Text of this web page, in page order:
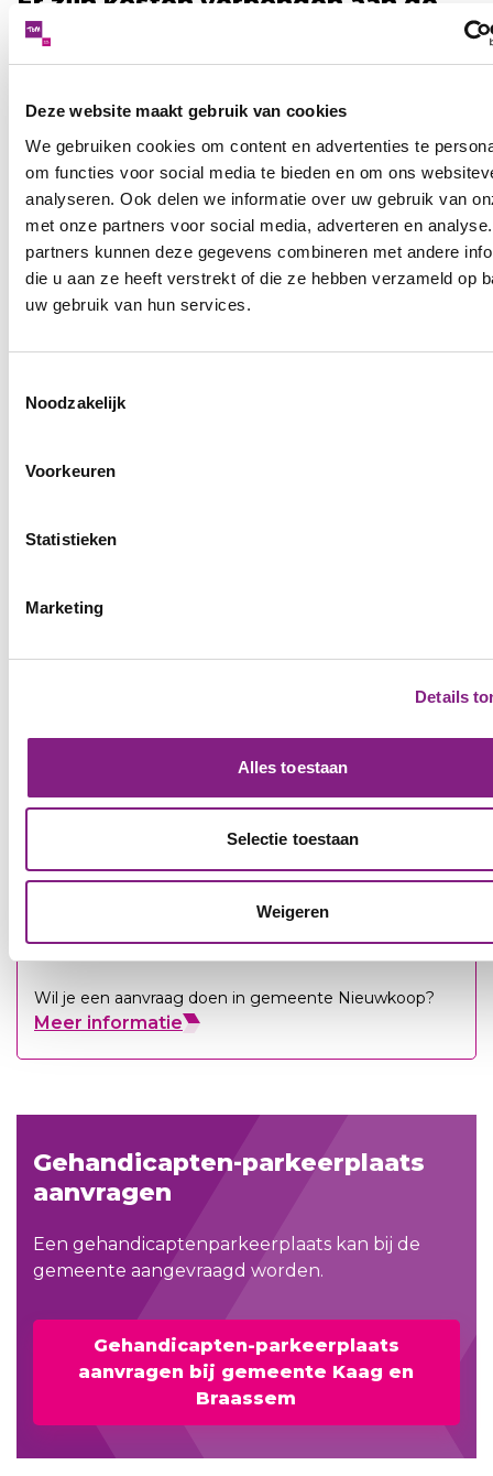
Deze website maakt gebruik van cookies
We gebruiken cookies om content en advertenties te
om functies voor social media te bieden en om ons
analyseren. Ook delen we informatie over uw gebruik van
met onze partners voor social media, adverteren en
partners kunnen deze gegevens combineren met andere
die u aan ze heeft verstrekt of die ze hebben verzameld op
uw gebruik van hun services.
Noodzakelijk
Voorkeuren
Statistieken
Marketing
Details
Alles toestaan
Selectie toestaan
Weigeren
aanvraag
een afwijzing krijg je dit geld niet terug.
Ophalen van de
gehandicaptenparkeerkaart
Krijg je een gehandicaptenparkeerkaart
toegewezen? Dan krijg je bericht dat je deze kunt
Meer informatie
gemeente Nieuwkoop
Wil je een aanvraag doen in gemeente Nieuwkoop?
Meer informatie
Gehandicapten-parkeerplaats
aanvragen
Een gehandicaptenparkeerplaats kan bij de
gemeente aangevraagd worden.
Gehandicapten-parkeerplaats
aanvragen bij gemeente Kaag en
Braassem